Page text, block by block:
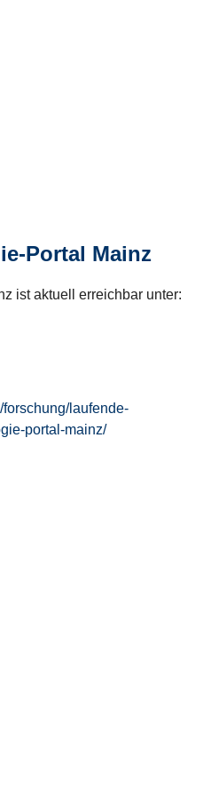
Portal Mainz
ist aktuell erreichbar unter:
laufende-
portal-mainz/